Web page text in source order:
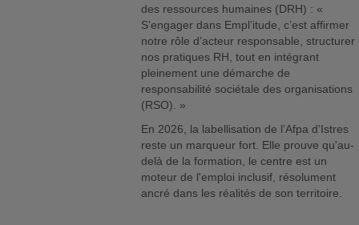
des ressources humaines (DRH) : «
S’engager dans Empl’itude, c’est affirmer
notre rôle d’acteur responsable, structurer
nos pratiques RH, tout en intégrant
pleinement une démarche de
responsabilité sociétale des organisations
(RSO). »
En 2026, la labellisation de l’Afpa d’Istres
reste un marqueur fort. Elle prouve qu'au-
delà de la formation, le centre est un
moteur de l'emploi inclusif, résolument
ancré dans les réalités de son territoire.